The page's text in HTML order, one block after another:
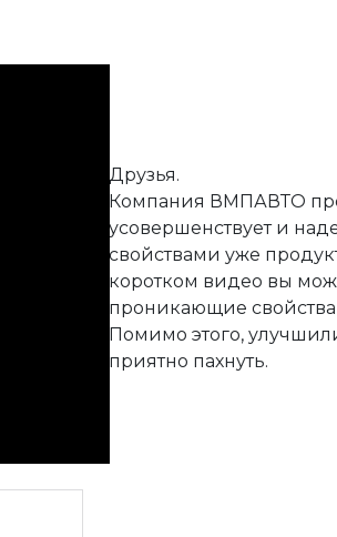
Друзья.
Компания ВМПАВТО
усовершенствует и
свойствами уже
коротком видео вы
проникающие
Помимо этого,
приятно пахнуть.